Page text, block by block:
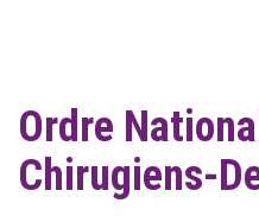
Ordre
Chirugiens-